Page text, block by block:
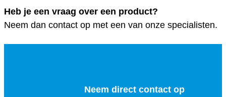
Heb je een vraag over een product?
Neem dan contact op met een van onze specialisten.
Neem direct contact op